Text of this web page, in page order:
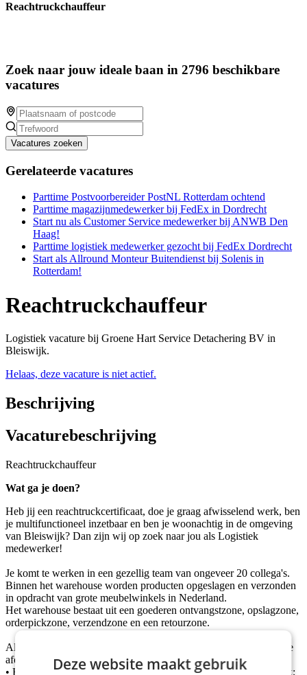
Reachtruckchauffeur
Zoek naar jouw ideale baan in 2796 beschikbare
vacatures
Vacatures zoeken
Gerelateerde vacatures
Parttime Postvoorbereider PostNL Rotterdam ochtend
Parttime magazijnmedewerker bij FedEx in Dordrecht
Start nu als Customer Service medewerker bij ANWB Den
Haag!
Parttime logistiek medewerker gezocht bij FedEx Dordrecht
Start als Allround Monteur Buitendienst bij Solenis in
Rotterdam!
Reachtruckchauffeur
Logistiek vacature bij Groene Hart Service Detachering BV in
Bleiswijk.
Helaas, deze vacature is niet actief.
Beschrijving
Vacaturebeschrijving
Reachtruckchauffeur
Wat ga je doen?
Heb jij een reachtruckcertificaat, doe je graag afwisselend werk, ben
je multifunctioneel inzetbaar en ben je woonachtig in de omgeving
van Bleiswijk? Dan zijn wij op zoek naar jou als Logistiek
medewerker!
Je komt te werken in een gezellig team van ongeveer 20 collega's.
Binnen het warehouse worden producten opgeslagen en verzonden
in opdracht van grote meubelwinkels in Nederland.
Het warehouse bestaat uit een goederen ontvangstzone, opslagzone,
orderpickzone, verzendzone en een retourzone.
Als Logistiek medewerker kom je te werken op deze verschillende
afdelingen en houdt je je dus bezig met:
• Het laden en lossen van goederen met behulp van een reachtruck;
Deze website maakt gebruik